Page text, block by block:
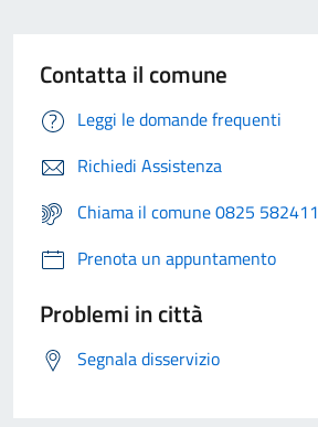
Contatta il comune
Leggi le domande frequenti
Richiedi Assistenza
Chiama il comune 0825 582411
Prenota un appuntamento
Problemi in città
Segnala disservizio